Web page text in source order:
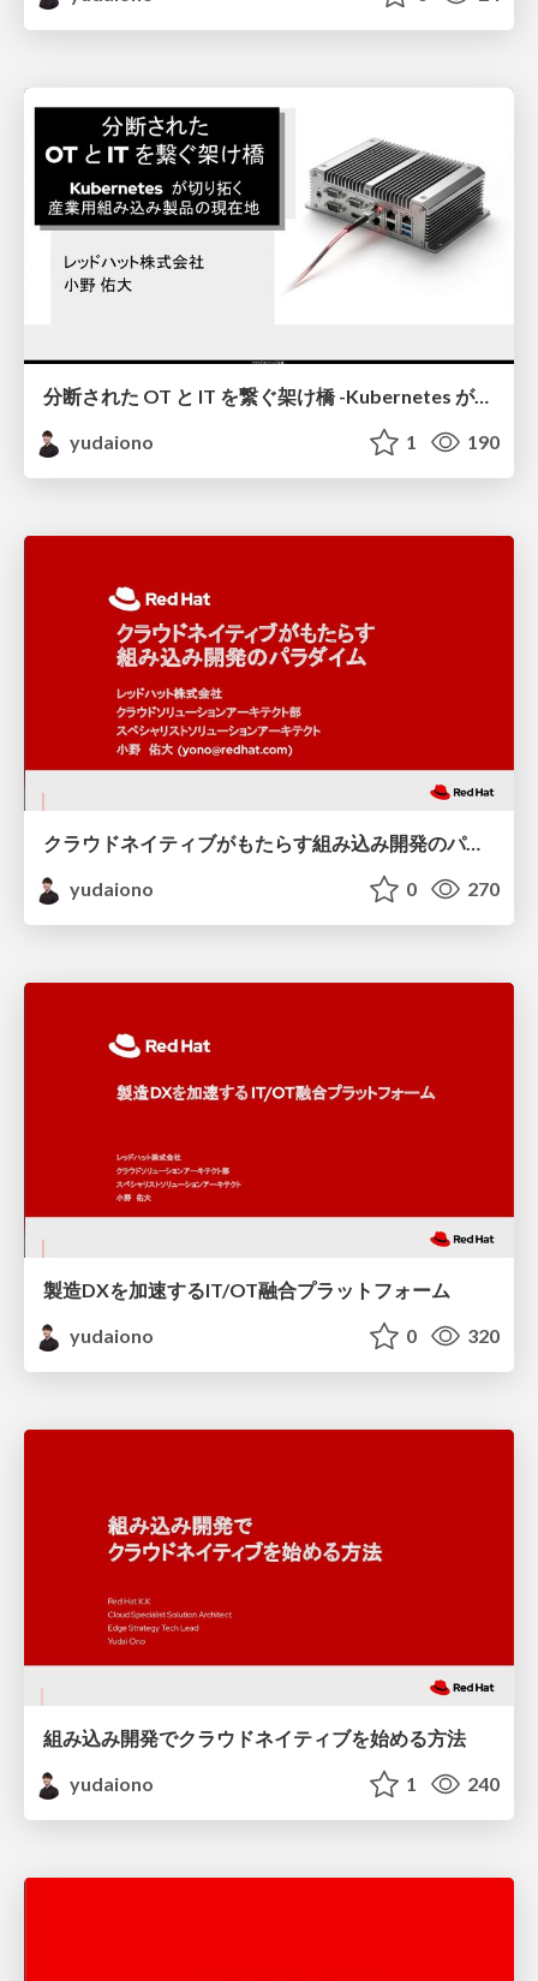
分断された OT と IT を繋ぐ架け橋 -Kubernetes が切り拓く 産業用組み込み製品の現在地 -
yudaiono
1 190
クラウドネイティブがもたらす組み込み開発のパラダイム
yudaiono
0 270
製造DXを加速するIT/OT融合プラットフォーム
yudaiono
0 320
組み込み開発でクラウドネイティブを始める方法
yudaiono
1 240